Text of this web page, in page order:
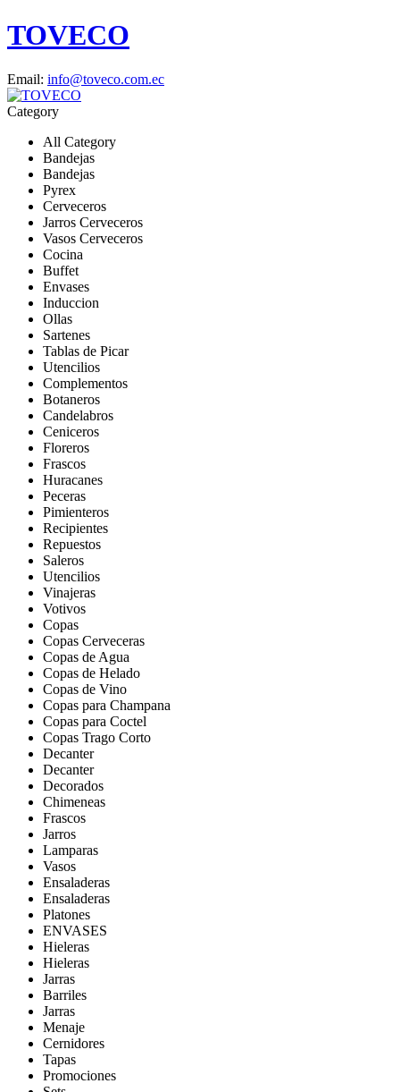
TOVECO
Email: info@toveco.com.ec
Category
All Category
Bandejas
Bandejas
Pyrex
Cerveceros
Jarros Cerveceros
Vasos Cerveceros
Cocina
Buffet
Envases
Induccion
Ollas
Sartenes
Tablas de Picar
Utencilios
Complementos
Botaneros
Candelabros
Ceniceros
Floreros
Frascos
Huracanes
Peceras
Pimienteros
Recipientes
Repuestos
Saleros
Utencilios
Vinajeras
Votivos
Copas
Copas Cerveceras
Copas de Agua
Copas de Helado
Copas de Vino
Copas para Champana
Copas para Coctel
Copas Trago Corto
Decanter
Decanter
Decorados
Chimeneas
Frascos
Jarros
Lamparas
Vasos
Ensaladeras
Ensaladeras
Platones
ENVASES
Hieleras
Hieleras
Jarras
Barriles
Jarras
Menaje
Cernidores
Tapas
Promociones